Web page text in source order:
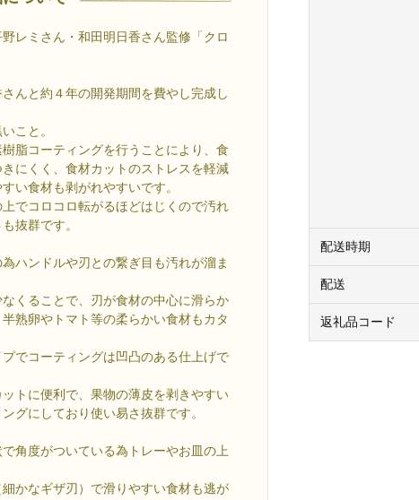
レミさん・和田明日香さん監修「クロ
んと約４年の開発期間を費やし完成し
こと。
脂コーティングを行うことにより、食
にくく、食材カットのストレスを軽減
い食材も剥がれやすいです。
でコロコロ転がるほどはじくので汚れ
抜群です。
ハンドルや刃との繋ぎ目も汚れが溜ま
くることで、刃が食材の中心に滑らか
熟卵やトマト等の柔らかい食材もカタ
でコーティングは凹凸のある仕上げで
トに便利で、果物の薄皮を剥きやすい
グにしており使い易さ抜群です。
角度がついている為トレーやお皿の上
かなギザ刃）で滑りやすい食材も逃が
配送時期
配送
返礼品コード